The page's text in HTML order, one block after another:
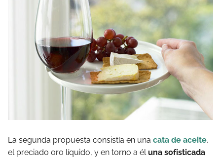
La segunda propuesta consistía en una cata de aceite,
el preciado oro líquido, y en torno a éluna sofisticada